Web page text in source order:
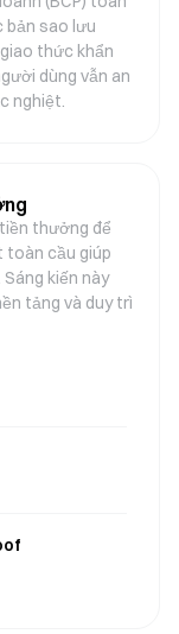
bản sao lưu
thức khẩn
dùng vẫn an
nghiệt.
thưởng để
toàn cầu giúp
kiến ​​này
tảng và duy trì